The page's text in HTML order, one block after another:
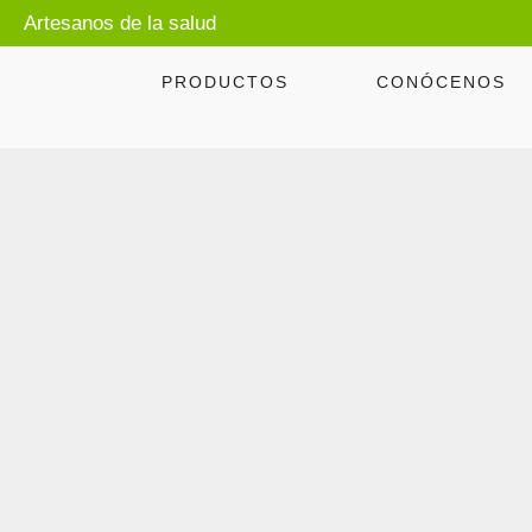
Artesanos de la salud
PRODUCTOS CONÓCENOS